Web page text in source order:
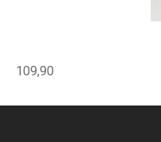
109,90